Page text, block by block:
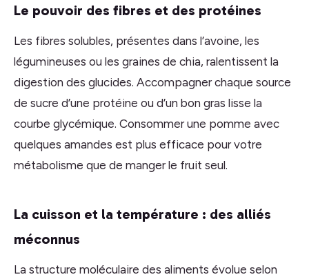
Le pouvoir des fibres et des protéines
Les fibres solubles, présentes dans l’avoine, les
légumineuses ou les graines de chia, ralentissent la
digestion des glucides. Accompagner chaque source
de sucre d’une protéine ou d’un bon gras lisse la
courbe glycémique. Consommer une pomme avec
quelques amandes est plus efficace pour votre
métabolisme que de manger le fruit seul.
La cuisson et la température : des alliés
méconnus
La structure moléculaire des aliments évolue selon